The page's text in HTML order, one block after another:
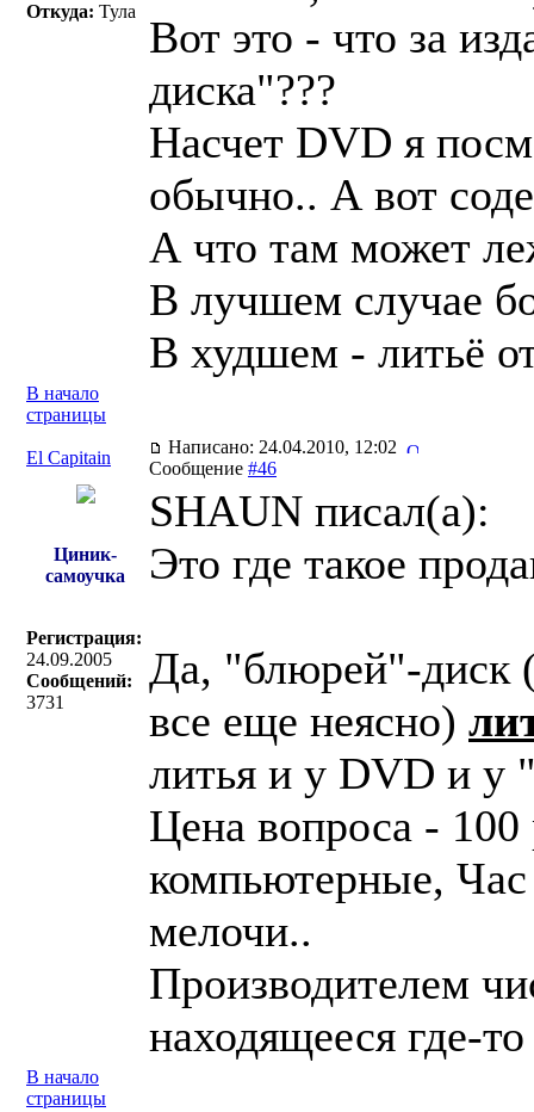
Откуда: Тула
Вот это - что за
диска"???
Насчет DVD я
обычно.. А вот
А что там может
В лучшем случае
В худшем - литьё
В начало
страницы
El Capitain
Написано: 24.04.2010, 12:02
Сообщение #46
Циник-
самоучка
Регистрация:
24.09.2005
Сообщений:
3731
SHAUN писал(a):
Это где такое
Да, "блюрей"-диск
все еще неясно)
литья и у DVD и у
Цена вопроса -
компьютерные,
мелочи..
Производителем
находящееся где-
В начало
страницы